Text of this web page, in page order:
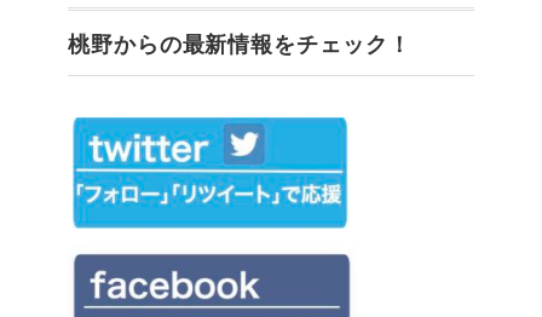
桃野からの最新情報をチェック！